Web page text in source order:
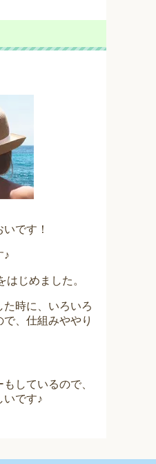
です！
♪
じめました。
時に、いろいろ
、仕組みややり
しているので、
いです♪